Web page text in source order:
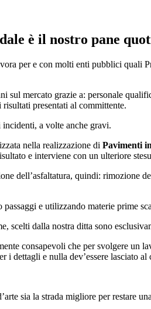
è il nostro pane
per e con molti enti pubblici quali
mercato grazie a: personale
presentati al committente.
incidenti, a volte anche gravi.
nella realizzazione di Pavimenti
e interviene con un ulteriore
dell’asfaltatura, quindi: rimozione
e utilizzando materie prime
scelti dalla nostra ditta sono
consapevoli che per svolgere un
i dettagli e nulla dev’essere lasciato al
sia la strada migliore per restare